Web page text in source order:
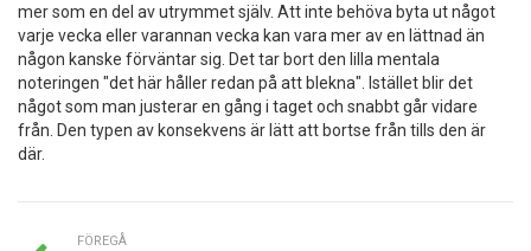
mer som en del av utrymmet själv. Att inte behöva byta ut något
varje vecka eller varannan vecka kan vara mer av en lättnad än
någon kanske förväntar sig. Det tar bort den lilla mentala
noteringen "det här håller redan på att blekna". Istället blir det
något som man justerar en gång i taget och snabbt går vidare
från. Den typen av konsekvens är lätt att bortse från tills den är
där.
FÖREGÅ